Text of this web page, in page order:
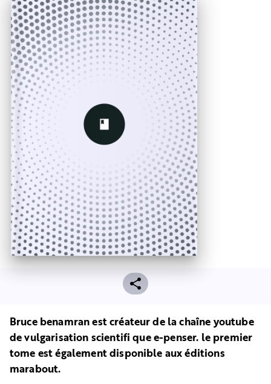
Bruce benamran est créateur de la chaîne youtube
de vulgarisation scientifi que e-penser. le premier
tome est également disponible aux éditions
marabout.